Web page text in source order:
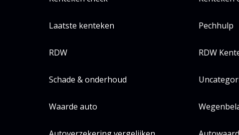
Laatste kenteken Pechhulp
RDW RDW
Schade & onderhoud
Waarde auto